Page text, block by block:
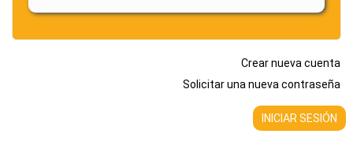
Crear nueva cuenta
Solicitar una nueva contraseña